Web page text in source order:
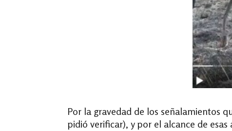
Por la gravedad de los señalamientos
pidió verificar), y por el alcance de